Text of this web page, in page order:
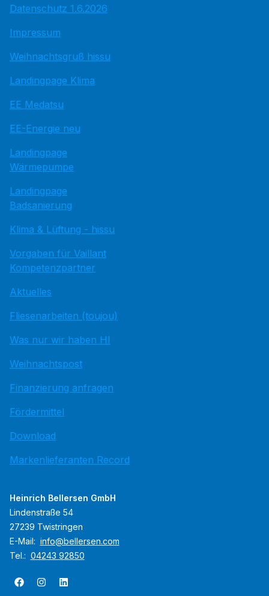
Datenschutz 1.6.2026
Impressum
Weihnachtsgruß hissu
Landingpage Klima
EE Medatsu
EE-Energie neu
Landingpage
Wärmepumpe
Landingpage
Badsanierung
Klima & Lüftung - hissu
Vorgaben für Vaillant
Kompetenzpartner
Aktuelles
Fliesenarbeiten (toujou)
Was nur wir haben HI
Weihnachtspost
Finanzierung anfragen
Fördermittel
Download
Markenlieferanten Record
Heinrich Bellersen GmbH
Lindenstraße 54
27239 Twistringen
E-Mail: info@bellersen.com
Tel.: 04243 92850